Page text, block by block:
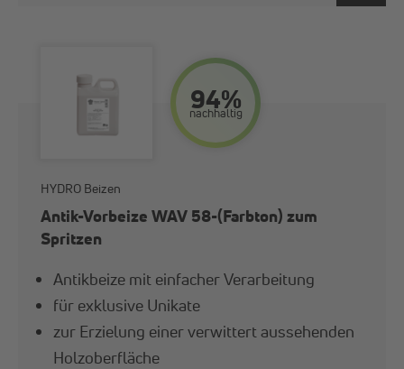
94%
nach­haltig
HYDRO Beizen
Antik-Vorbeize WAV 58-(Farbton) zum
Spritzen
Antikbeize mit einfacher Verarbeitung
für exklusive Unikate
zur Erzielung einer verwittert aussehenden
Holzoberfläche